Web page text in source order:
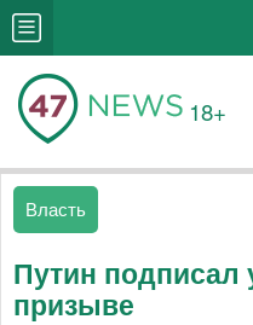
18+
Власть
Путин подписал
призыве